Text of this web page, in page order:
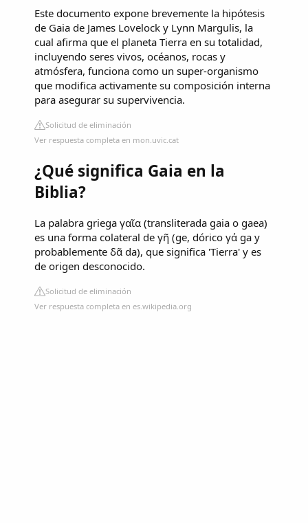
Este documento expone brevemente la hipótesis
de Gaia de James Lovelock y Lynn Margulis, la
cual afirma que el planeta Tierra en su totalidad,
incluyendo seres vivos, océanos, rocas y
atmósfera, funciona como un super-organismo
que modifica activamente su composición interna
para asegurar su supervivencia.
Solicitud de eliminación
Ver respuesta completa en mon.uvic.cat
¿Qué significa Gaia en la
Biblia?
La palabra griega γαῖα (transliterada gaia o gaea)
es una forma colateral de γῆ​ (ge, dórico γά ga y
probablemente δᾶ da),​ que significa 'Tierra'​ y es
de origen desconocido.
Solicitud de eliminación
Ver respuesta completa en es.wikipedia.org